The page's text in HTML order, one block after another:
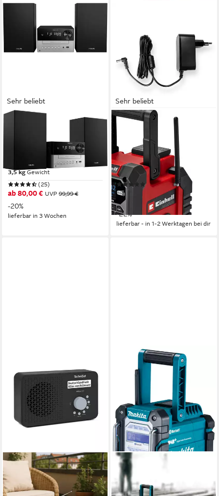
Sehr beliebt
Stereoanlage
Netzbetrieb
Stromversorgung
3,5 kg Gewicht
(25)
ab 80,00 € UVP 99,99 €
-20%
lieferbar in 3 Wochen
Sehr beliebt
EINHELL
TE-CR 18 Li DAB+/FM/BT -
Solo Baustellenradio
10 W Leistung
Akku (wechselbar)
Stromversorgung
3,1 kg
Gewicht
(29)
125,00 € UVP159,95 €
11,42 €
mtl. in 12 Raten
-22%
lieferbar - in 1-2 Werktagen bei dir